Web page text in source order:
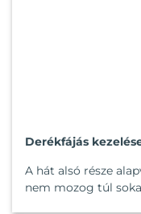
Derékfájás
A hát alsó része
nem mozog túl